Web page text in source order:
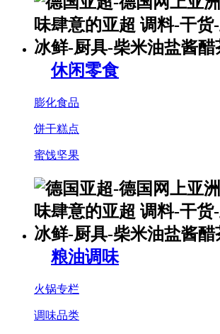
休闲零食
膨化食品
饼干糕点
蜜饯坚果
粮油调味
火锅专栏
调味品类